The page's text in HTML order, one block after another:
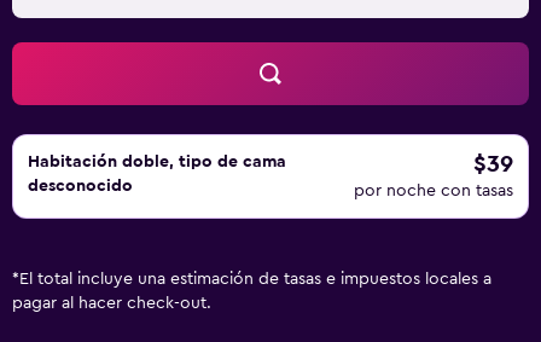
Habitación doble, tipo de cama
desconocido
$39
por noche con tasas
* El total incluye una estimación de tasas e impuestos locales a
pagar al hacer check-out.